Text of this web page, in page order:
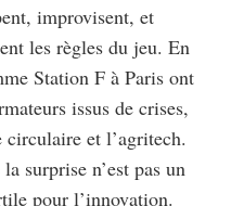
improvisent, et
les règles du jeu. En
Station F à Paris ont
issus de crises,
circulaire et l’agritech.
surprise n’est pas un
pour l’innovation.